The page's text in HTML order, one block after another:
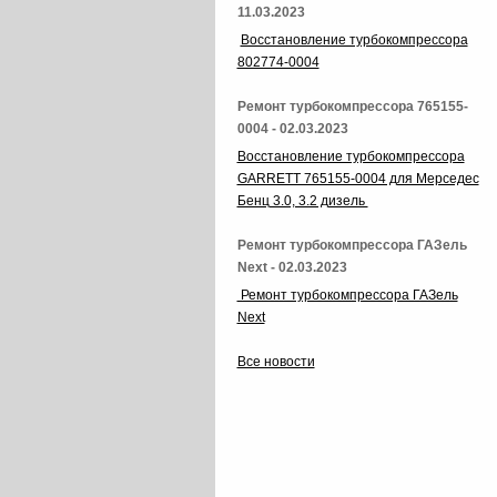
11.03.2023
Восстановление турбокомпрессора
802774-0004
Ремонт турбокомпрессора 765155-
0004 - 02.03.2023
Восстановление турбокомпрессора
GARRETT 765155-0004 для Мерседес
Бенц 3.0, 3.2 дизель
Ремонт турбокомпрессора ГАЗель
Next - 02.03.2023
Ремонт турбокомпрессора ГАЗель
Next
Все новости